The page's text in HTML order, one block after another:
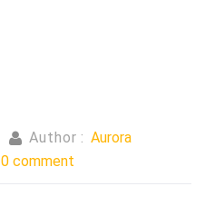
Author : Aurora
0 comment